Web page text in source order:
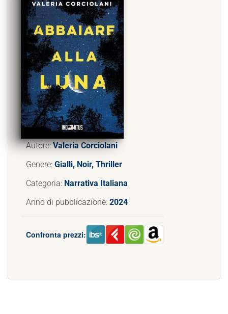
Autore:Valeria Corciolani
Genere: Gialli, Noir, Thriller
Categoria: Narrativa Italiana
Anno di pubblicazione: 2024
Confronta prezzi: